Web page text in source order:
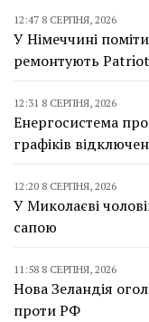
12:47 8 СЕРПНЯ, 2026
У Німеччині
ремонтують Patriot
12:31 8 СЕРПНЯ, 2026
Енергосистема
графіків
12:20 8 СЕРПНЯ, 2026
У Миколаєві
сапою
11:58 8 СЕРПНЯ, 2026
Нова Зеландія
проти РФ